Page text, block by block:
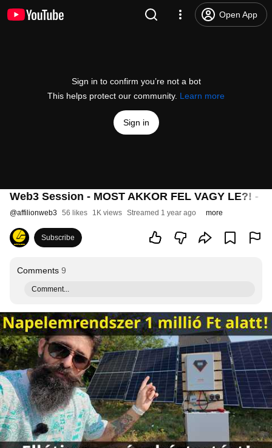
Open App
Sign in to confirm you’re not a bot
This helps protect our community. Learn more
Sign in
Web3 Session - MOST AKKOR FEL VAGY LE?!
@affilionweb3 56 likes 1K views Streamed 1 year ago more
Subscribe
Comments 9
Comment...